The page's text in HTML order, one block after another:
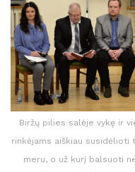
Biržų pilies salėje vykę ir
rinkėjams aiškiau susidėlioti
meru, o už kurį balsuoti